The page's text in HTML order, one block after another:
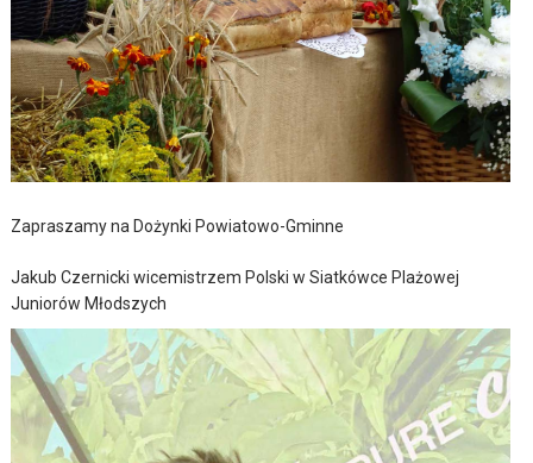
Zapraszamy na Dożynki Powiatowo-Gminne
Jakub Czernicki wicemistrzem Polski w Siatkówce Plażowej
Juniorów Młodszych